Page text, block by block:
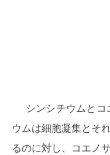
シンシチウムと
ウムは細胞凝集とそ
るのに対し、コエノ